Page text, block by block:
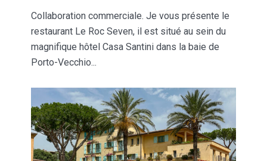
Collaboration commerciale. Je vous présente le
restaurant Le Roc Seven, il est situé au sein du
magnifique hôtel Casa Santini dans la baie de
Porto-Vecchio...